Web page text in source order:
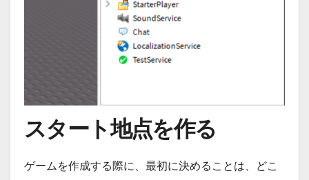
スタート地点を作る
ゲームを作成する際に、最初に決めることは、どこ